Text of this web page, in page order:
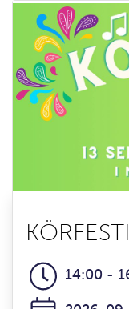
14:00 -